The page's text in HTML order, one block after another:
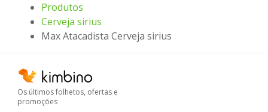
Produtos
Cerveja sirius
Max Atacadista Cerveja sirius
Os últimos folhetos, ofertas e
promoções